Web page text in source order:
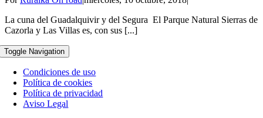
La cuna del Guadalquivir y del Segura El Parque Natural Sierras de
Cazorla y Las Villas es, con sus [...]
Toggle Navigation
Condiciones de uso
Política de cookies
Política de privacidad
Aviso Legal